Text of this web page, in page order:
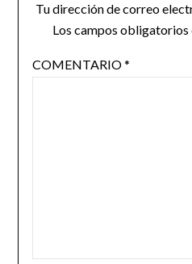
Tu dirección de correo
Los campos obligatorios
COMENTARIO*